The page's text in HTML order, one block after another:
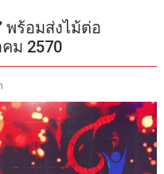
พร้อมส่งไม้ต่อ
ม 2570